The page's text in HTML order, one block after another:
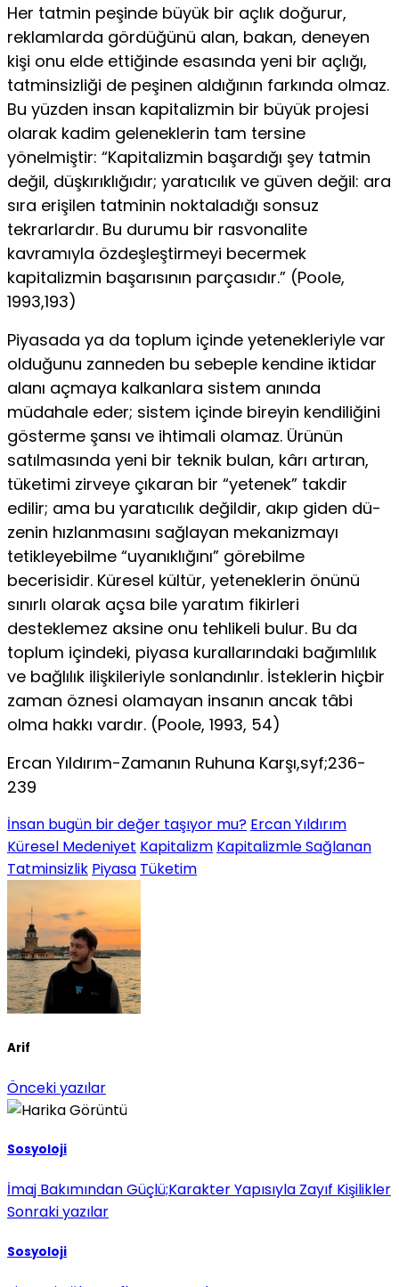
Her tatmin peşinde büyük bir açlık doğurur,
reklamlarda gördüğünü alan, bakan, deneyen
kişi onu elde ettiğinde esa­sında yeni bir açlığı,
tatminsizliği de peşinen aldığının farkında olmaz.
Bu yüzden insan kapitalizmin bir büyük projesi
olarak kadim geleneklerin tam tersine
yönelmiştir: “Kapitalizmin ba­şardığı şey tatmin
değil, düşkırıklığıdır; yaratıcılık ve güven değil: ara
sıra erişilen tatminin noktaladığı sonsuz
tekrarlar­dır. Bu durumu bir rasvonalite
kavramıyla özdeşleştirmeyi be­cermek
kapitalizmin başarısının parçasıdır.” (Poole,
1993,193)
Piyasada ya da toplum içinde yetenekleriyle var
olduğunu zanneden bu sebeple kendine iktidar
alanı açmaya kalkanlara sistem anında
müdahale eder; sistem içinde bireyin kendiliğini
gösterme şansı ve ihtimali olamaz. Ürünün
satılmasında yeni bir teknik bulan, kârı artıran,
tüketimi zirveye çıkaran bir “ye­tenek” takdir
edilir; ama bu yaratıcılık değildir, akıp giden dü­
zenin hızlanmasını sağlayan mekanizmayı
tetikleyebilme “uya­nıklığını” görebilme
becerisidir. Küresel kültür, yeteneklerin önünü
sınırlı olarak açsa bile yaratım fikirleri
desteklemez ak­sine onu tehlikeli bulur. Bu da
toplum içindeki, piyasa kurallarındaki bağımlılık
ve bağlılık ilişkileriyle sonlandınlır. İstek­lerin hiçbir
zaman öznesi olamayan insanın ancak tâbi
olma hakkı vardır. (Poole, 1993, 54)
Ercan Yıldırım-Zamanın Ruhuna Karşı,syf;236-
239
İnsan bugün bir değer taşıyor mu? Ercan Yıldırım
Küresel Medeniyet Kapitalizm Kapitalizmle Sağlanan
Tatminsizlik Piyasa Tüketim
Arif
Önceki yazılar
Sosyoloji
İmaj Bakımından Güçlü;Karakter Yapısıyla Zayıf Kişilikler
Sonraki yazılar
Sosyoloji